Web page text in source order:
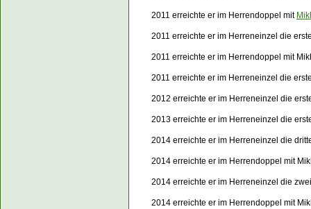
2011 erreichte er im Herrendoppel mit
2011 erreichte er im Herreneinzel die
2011 erreichte er im Herrendoppel mit
2011 erreichte er im Herreneinzel die
2012 erreichte er im Herreneinzel die
2013 erreichte er im Herreneinzel die
2014 erreichte er im Herreneinzel die
2014 erreichte er im Herrendoppel mit
2014 erreichte er im Herreneinzel die
2014 erreichte er im Herrendoppel mit